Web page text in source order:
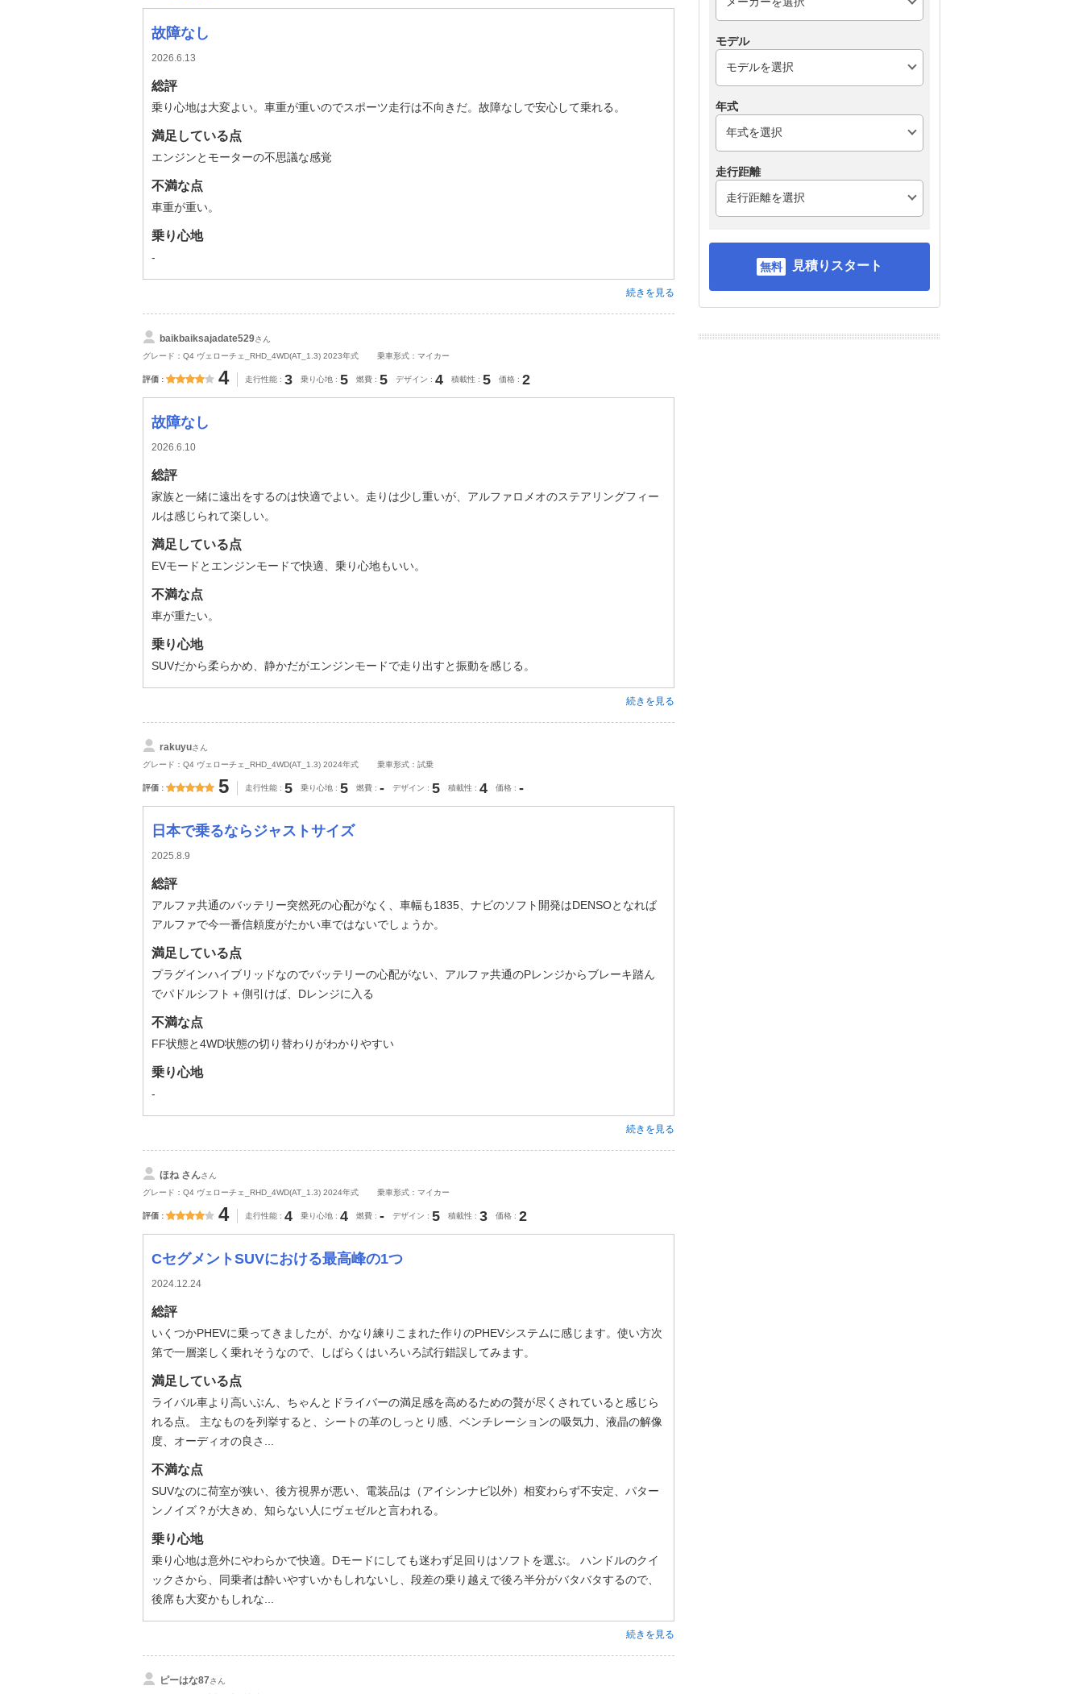
故障なし
2026.6.13
総評
乗り心地は大変よい。車重が重いのでスポーツ走行は不向きだ。故障なしで安心して乗れる。
満足している点
エンジンとモーターの不思議な感覚
不満な点
車重が重い。
乗り心地
-
続きを見る
baikbaiksajadate529さん
グレード：Q4 ヴェローチェ_RHD_4WD(AT_1.3) 2023年式
乗車形式：マイカー
評価 4 走行性能 3 乗り心地 5 燃費 5 デザイン 4 積載性 5 価格 2
故障なし
2026.6.10
総評
家族と一緒に遠出をするのは快適でよい。走りは少し重いが、アルファロメオのステアリングフィー
ルは感じられて楽しい。
満足している点
EVモードとエンジンモードで快適、乗り心地もいい。
不満な点
車が重たい。
乗り心地
SUVだから柔らかめ、静かだがエンジンモードで走り出すと振動を感じる。
続きを見る
rakuyuさん
グレード：Q4 ヴェローチェ_RHD_4WD(AT_1.3) 2024年式
乗車形式：試乗
評価 5 走行性能 5 乗り心地 5 燃費 - デザイン 5 積載性 4 価格 -
日本で乗るならジャストサイズ
2025.8.9
総評
アルファ共通のバッテリー突然死の心配がなく、車幅も1835、ナビのソフト開発はDENSOとなれば
アルファで今一番信頼度がたかい車ではないでしょうか。
満足している点
プラグインハイブリッドなのでバッテリーの心配がない、アルファ共通のPレンジからブレーキ踏ん
でパドルシフト＋側引けば、Dレンジに入る
不満な点
FF状態と4WD状態の切り替わりがわかりやすい
乗り心地
-
続きを見る
ほね さんさん
グレード：Q4 ヴェローチェ_RHD_4WD(AT_1.3) 2024年式
乗車形式：マイカー
評価 4 走行性能 4 乗り心地 4 燃費 - デザイン 5 積載性 3 価格 2
CセグメントSUVにおける最高峰の1つ
2024.12.24
総評
いくつかPHEVに乗ってきましたが、かなり練りこまれた作りのPHEVシステムに感じます。使い方次
第で一層楽しく乗れそうなので、しばらくはいろいろ試行錯誤してみます。
満足している点
ライバル車より高いぶん、ちゃんとドライバーの満足感を高めるための贅が尽くされていると感じら
れる点。 主なものを列挙すると、シートの革のしっとり感、ベンチレーションの吸気力、液晶の解像
度、オーディオの良さ...
不満な点
SUVなのに荷室が狭い、後方視界が悪い、電装品は（アイシンナビ以外）相変わらず不安定、パター
ンノイズ？が大きめ、知らない人にヴェゼルと言われる。
乗り心地
乗り心地は意外にやわらかで快適。Dモードにしても迷わず足回りはソフトを選ぶ。 ハンドルのクイ
ックさから、同乗者は酔いやすいかもしれないし、段差の乗り越えで後ろ半分がバタバタするので、
後席も大変かもしれな...
続きを見る
ピーはな87さん
モデル
年式
走行距離
見積りスタート